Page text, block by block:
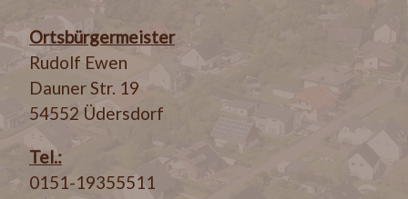
Ortsbürgermeister
Rudolf Ewen
Dauner Str. 19
54552 Üdersdorf
Tel.:
0151-19355511